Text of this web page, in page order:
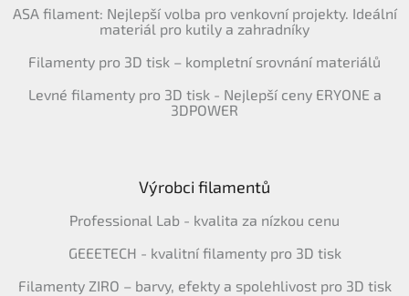
ASA filament: Nejlepší volba pro venkovní projekty. Ideální
materiál pro kutily a zahradníky
Filamenty pro 3D tisk – kompletní srovnání materiálů
Levné filamenty pro 3D tisk - Nejlepší ceny ERYONE a
3DPOWER
Výrobci filamentů
Professional Lab - kvalita za nízkou cenu
GEEETECH - kvalitní filamenty pro 3D tisk
Filamenty ZIRO – barvy, efekty a spolehlivost pro 3D tisk